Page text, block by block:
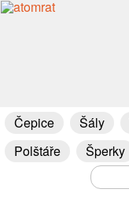
Čepice Šály
Polštáře
Šperky